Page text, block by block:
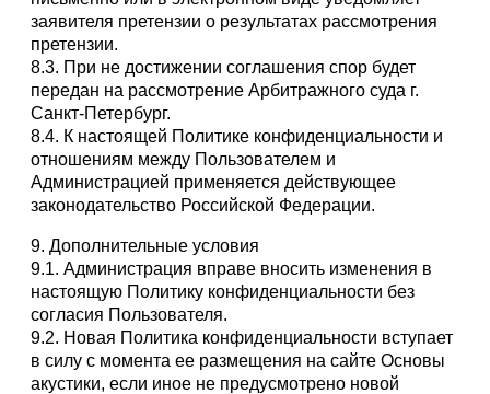
заявителя претензии о результатах рассмотрения
претензии.
8.3. При не достижении соглашения спор будет
передан на рассмотрение Арбитражного суда г.
Санкт-Петербург.
8.4. К настоящей Политике конфиденциальности и
отношениям между Пользователем и
Администрацией применяется действующее
законодательство Российской Федерации.
9. Дополнительные условия
9.1. Администрация вправе вносить изменения в
настоящую Политику конфиденциальности без
согласия Пользователя.
9.2. Новая Политика конфиденциальности вступает
в силу с момента ее размещения на сайте Основы
акустики, если иное не предусмотрено новой